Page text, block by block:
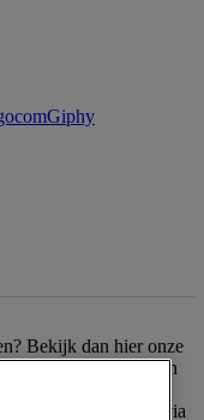
Giphy
Bekijk dan hier onze
en supermarktketen
. Of bestel het product via